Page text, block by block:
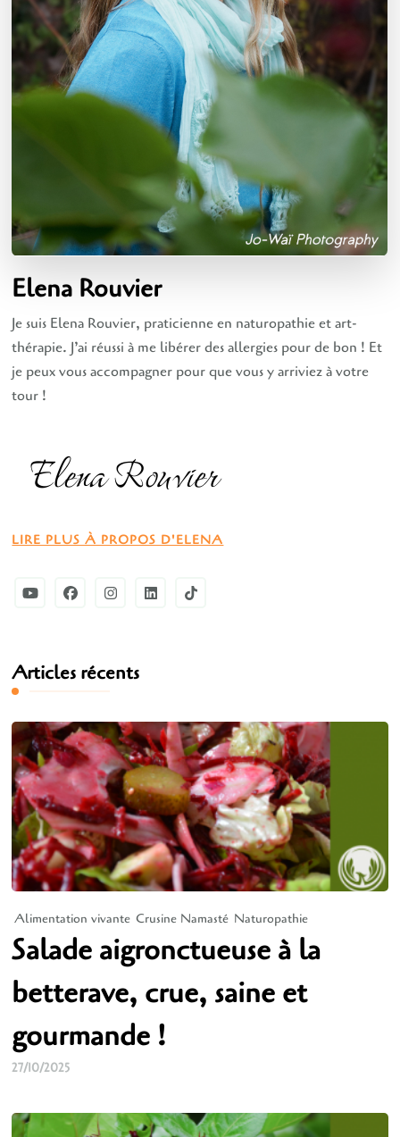
Elena Rouvier
Je suis Elena Rouvier, praticienne en naturopathie et art-
thérapie. J’ai réussi à me libérer des allergies pour de bon ! Et
je peux vous accompagner pour que vous y arriviez à votre
tour !
LIRE PLUS À PROPOS D'ELENA
Articles récents
Alimentation vivante Crusine Namasté Naturopathie
Salade aigronctueuse à la
betterave, crue, saine et
gourmande !
27/10/2025